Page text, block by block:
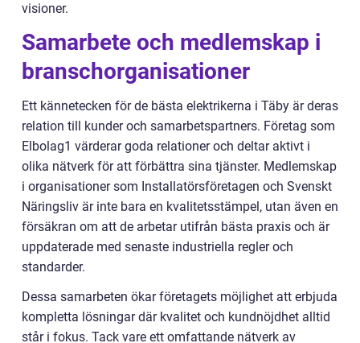
visioner.
Samarbete och medlemskap i
branschorganisationer
Ett kännetecken för de bästa elektrikerna i Täby är deras
relation till kunder och samarbetspartners. Företag som
Elbolag1 värderar goda relationer och deltar aktivt i
olika nätverk för att förbättra sina tjänster. Medlemskap
i organisationer som Installatörsföretagen och Svenskt
Näringsliv är inte bara en kvalitetsstämpel, utan även en
försäkran om att de arbetar utifrån bästa praxis och är
uppdaterade med senaste industriella regler och
standarder.
Dessa samarbeten ökar företagets möjlighet att erbjuda
kompletta lösningar där kvalitet och kundnöjdhet alltid
står i fokus. Tack vare ett omfattande nätverk av